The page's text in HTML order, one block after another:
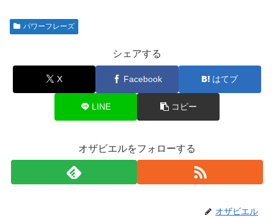
パワーフレーズ
シェアする
X Facebook はてブ
LINE コピー
オザビエルをフォローする
オザビエル